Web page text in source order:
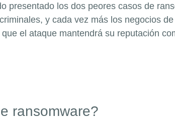
presentado los dos peores casos de
y cada vez más los negocios
el ataque mantendrá su reputación
ransomware?